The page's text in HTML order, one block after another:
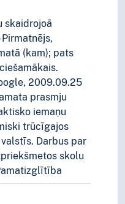
skaidrojoā
(kam); pats
2009.09.25
prasmju
iemaņu
trūcīgajos
Darbus par
skolu